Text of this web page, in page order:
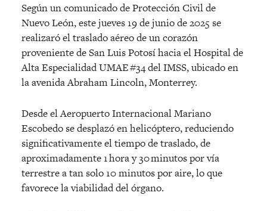
Según un comunicado de Protección Civil de
Nuevo León, este jueves 19 de junio de 2025 se
realizaró el traslado aéreo de un corazón
proveniente de San Luis Potosí hacia el Hospital de
Alta Especialidad UMAE #34 del IMSS, ubicado en
la avenida Abraham Lincoln, Monterrey.
Desde el Aeropuerto Internacional Mariano
Escobedo se desplazó en helicóptero, reduciendo
significativamente el tiempo de traslado, de
aproximadamente 1 hora y 30 minutos por vía
terrestre a tan solo 10 minutos por aire, lo que
favorece la viabilidad del órgano.